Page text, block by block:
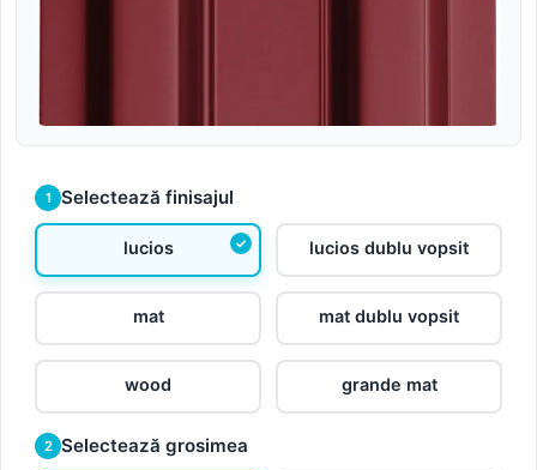
1 Selectează finisajul
lucios lucios dublu vopsit
mat mat dublu vopsit
wood grande mat
2 Selectează grosimea